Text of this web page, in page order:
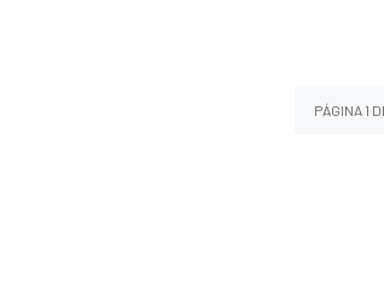
PÁGINA 1